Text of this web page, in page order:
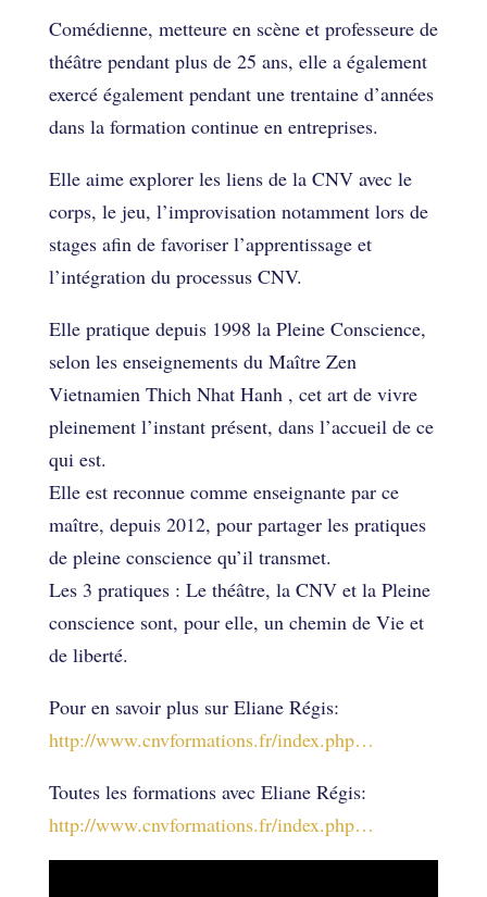
Comédienne, metteure en scène et professeure de
théâtre pendant plus de 25 ans, elle a également
exercé également pendant une trentaine d’années
dans la formation continue en entreprises.
Elle aime explorer les liens de la CNV avec le
corps, le jeu, l’improvisation notamment lors de
stages afin de favoriser l’apprentissage et
l’intégration du processus CNV.
Elle pratique depuis 1998 la Pleine Conscience,
selon les enseignements du Maître Zen
Vietnamien Thich Nhat Hanh , cet art de vivre
pleinement l’instant présent, dans l’accueil de ce
qui est.
Elle est reconnue comme enseignante par ce
maître, depuis 2012, pour partager les pratiques
de pleine conscience qu’il transmet.
Les 3 pratiques : Le théâtre, la CNV et la Pleine
conscience sont, pour elle, un chemin de Vie et
de liberté.
Pour en savoir plus sur Eliane Régis:
http://www.cnvformations.fr/index.php…
Toutes les formations avec Eliane Régis:
http://www.cnvformations.fr/index.php…